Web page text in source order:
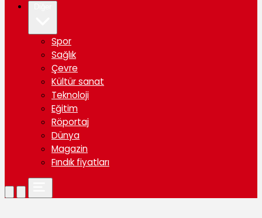
Spor
Sağlık
Çevre
Kültür sanat
Teknoloji
Eğitim
Röportaj
Dünya
Magazin
Fındık fiyatları